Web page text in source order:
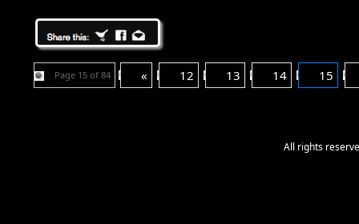
Page 15 of 84 « 12 13 14 15
All rights